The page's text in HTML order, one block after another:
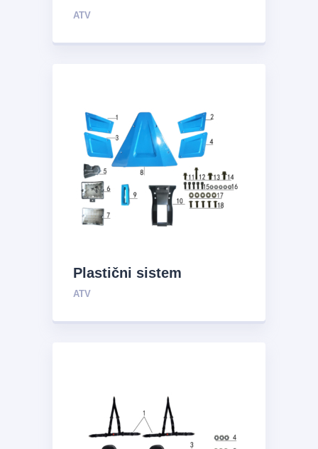
ATV
Plastični sistem
ATV